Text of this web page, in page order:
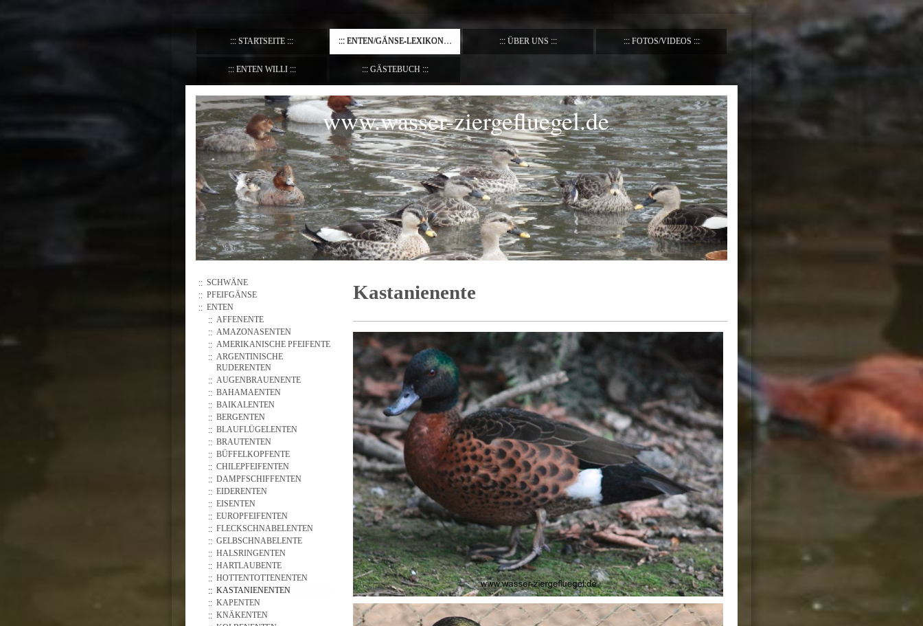
STARTSEITE ENTEN/GÄNSE-LEXIKON ÜBER UNS FOTOS/VIDEOS
ENTEN WILLI GÄSTEBUCH
www.wasser-ziergefluegel.de
Kastanienente
SCHWÄNE
PFEIFGÄNSE
ENTEN
AFFENENTE
AMAZONASENTEN
AMERIKANISCHE PFEIFENTE
ARGENTINISCHE
RUDERENTEN
AUGENBRAUENENTE
BAHAMAENTEN
BAIKALENTEN
BERGENTEN
BLAUFLÜGELENTEN
BRAUTENTEN
BÜFFELKOPFENTE
CHILEPFEIFENTEN
DAMPFSCHIFFENTEN
EIDERENTEN
EISENTEN
EUROPFEIFENTEN
FLECKSCHNABELENTEN
GELBSCHNABELENTE
HALSRINGENTEN
HARTLAUBENTE
HOTTENTOTTENENTEN
KASTANIENENTEN
KAPENTEN
KNÄKENTEN